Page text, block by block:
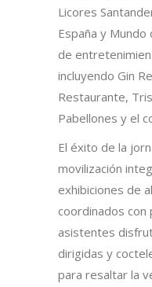
Licores
España y
de
incluyendo Gin
Restaurante,
Pabellones y el
El éxito de la
movilización
exhibiciones de
coordinados con
asistentes
dirigidas y
para resaltar la